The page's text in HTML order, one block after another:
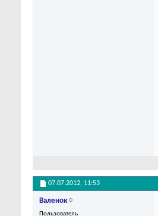
07.07.2012, 11:53
Валенок
Пользователь